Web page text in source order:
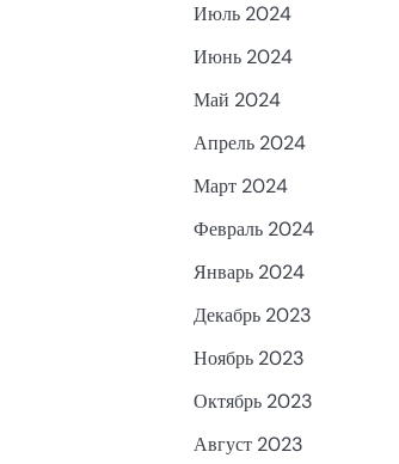
Июль 2024
Июнь 2024
Май 2024
Апрель 2024
Март 2024
Февраль 2024
Январь 2024
Декабрь 2023
Ноябрь 2023
Октябрь 2023
Август 2023